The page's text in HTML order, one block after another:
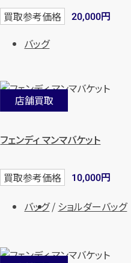
買取参考価格 20,000円
バッグ
店舗買取
フェンディ マンマバケット
買取参考価格 10,000円
バッグ ショルダーバッグ